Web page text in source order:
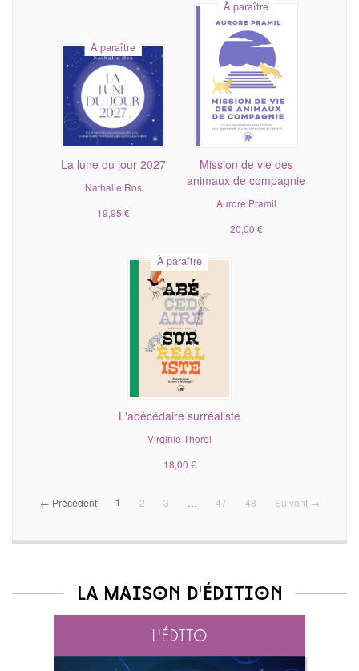
À paraître
La lune du jour 2027
Nathalie Ros
19,95 €
À paraître
Mission de vie des
animaux de compagnie
Aurore Pramil
20,00 €
À paraître
L'abécédaire surréaliste
Virginie Thorel
18,00 €
← Précédent 1 (current)
2 3 47 48 Suivant →
La maison d'édition
L'édito